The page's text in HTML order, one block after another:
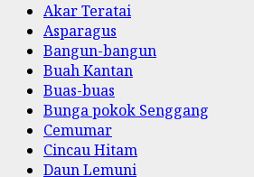
Akar Teratai
Asparagus
Bangun-bangun
Buah Kantan
Buas-buas
Bunga pokok Senggang
Cemumar
Cincau Hitam
Daun Lemuni